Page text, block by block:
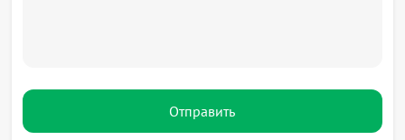
Отправить